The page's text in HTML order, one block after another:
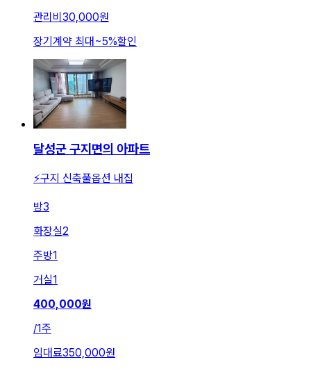
관리비 30,000원
장기계약 최대~5%할인
달성군 구지면의 아파트
⚡구지 신축풀옵션 내집
방3
화장실2
주방1
거실1
400,000원
/1주
임대료350,000원